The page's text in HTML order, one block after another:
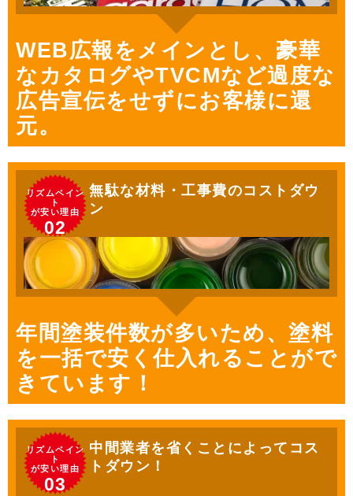
WEB広報をメインとし、豪華
なカタログやTVCMなど過度な
広告宣伝をせずにお客様に還
元。
リズムペイン
ト
が安い理由
02
無駄な材料・工事費のコストダウ
ン
年間塗装件数が多いため、塗料
を一括で安く仕入れることがで
きています！
リズムペイン
ト
が安い理由
03
中間業者を省くことによってコス
トダウン！